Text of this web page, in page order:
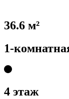
36.6 м²
1-
4 этаж